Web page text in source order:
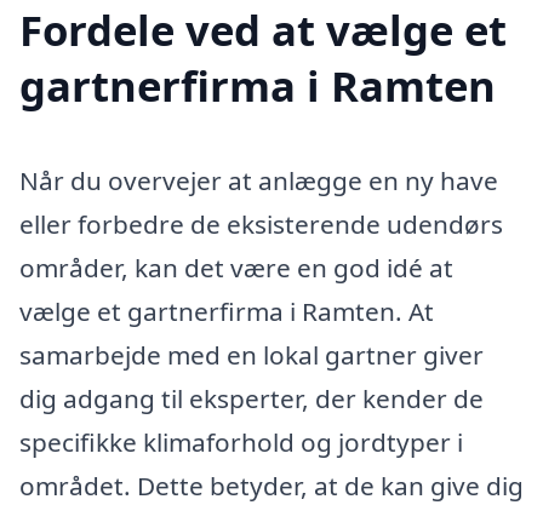
Fordele ved at vælge et
gartnerfirma i Ramten
Når du overvejer at anlægge en ny have
eller forbedre de eksisterende udendørs
områder, kan det være en god idé at
vælge et gartnerfirma i Ramten. At
samarbejde med en lokal gartner giver
dig adgang til eksperter, der kender de
specifikke klimaforhold og jordtyper i
området. Dette betyder, at de kan give dig